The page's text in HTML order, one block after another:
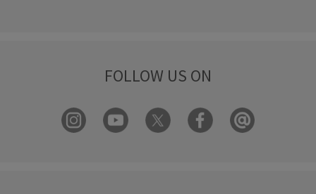
FOLLOW US ON